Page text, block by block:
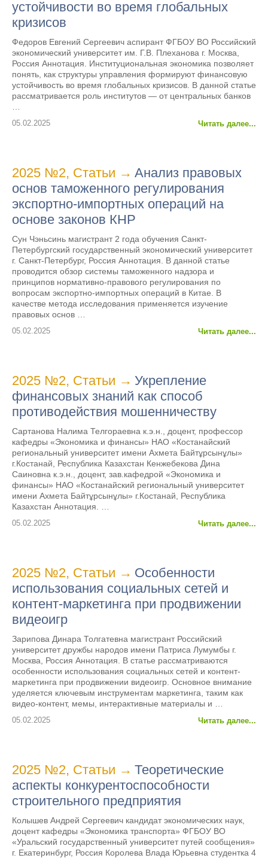
устойчивости во время глобальных
кризисов
Федоров Евгений Сергеевич аспирант ФГБОУ ВО Российский
экономический университет им. Г.В. Плеханова г. Москва,
Россия Аннотация. Институциональная экономика позволяет
понять, как структуры управления формируют финансовую
устойчивость во время глобальных кризисов. В данной статье
рассматривается роль институтов — от центральных банков
05.02.2025 Читать далее...
2025 №2, Статьи → Анализ правовых
основ таможенного регулирования
экспортно-импортных операций на
основе законов КНР
Сун Чэньсинь магистрант 2 года обучения Санкт-
Петербургский государственный экономический университет
г. Санкт-Петербург, Россия Аннотация. В данной статье
проводится обзор системы таможенного надзора и
принципов нормативно-правового регулирования по
вопросам экспортно-импортных операций в Китае. В
качестве метода исследования применяется изучение
правовых основ …
05.02.2025 Читать далее...
2025 №2, Статьи → Укрепление
финансовых знаний как способ
противодействия мошенничеству
Сартанова Налима Телгораевна к.э.н., доцент, профессор
кафедры «Экономика и финансы» НАО «Костанайский
региональный университет имени Ахмета Байтұрсынұлы»
г.Костанай, Республика Казахстан Кенжебекова Дина
Саиновна к.э.н., доцент, зав.кафедрой «Экономика и
финансы» НАО «Костанайский региональный университет
имени Ахмета Байтұрсынұлы» г.Костанай, Республика
Казахстан Аннотация. …
05.02.2025 Читать далее...
2025 №2, Статьи → Особенности
использования социальных сетей и
контент-маркетинга при продвижении
видеоигр
Зарипова Динара Толгатевна магистрант Российский
университет дружбы народов имени Патриса Лумумбы г.
Москва, Россия Аннотация. В статье рассматриваются
особенности использования социальных сетей и контент-
маркетинга при продвижении видеоигр. Основное внимание
уделяется ключевым инструментам маркетинга, таким как
видео-контент, мемы, интерактивные материалы и …
05.02.2025 Читать далее...
2025 №2, Статьи → Теоретические
аспекты конкурентоспособности
строительного предприятия
Колышев Андрей Сергеевич кандидат экономических наук,
доцент кафедры «Экономика транспорта» ФГБОУ ВО
«Уральский государственный университет путей сообщения»
г. Екатеринбург, Россия Королева Влада Юрьевна студентка 4